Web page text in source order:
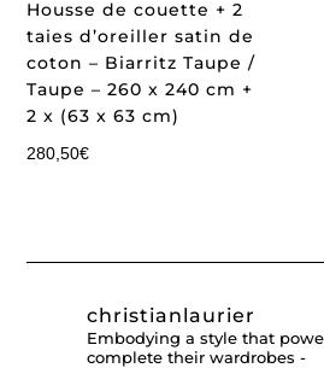
Housse de couette + 2
taies d’oreiller satin de
coton – Biarritz Taupe /
Taupe – 260 x 240 cm +
2 x (63 x 63 cm)
280,50€
christianlaurier
Embodying a style that
complete their wardrobes -